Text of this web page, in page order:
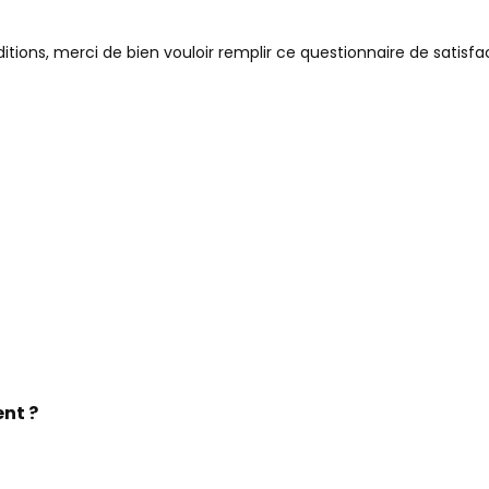
merci de bien vouloir remplir ce questionnaire de
?